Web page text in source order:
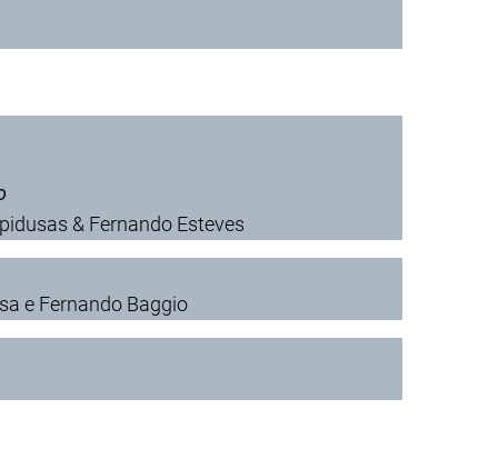
& Fernando Esteves
e Fernando Baggio